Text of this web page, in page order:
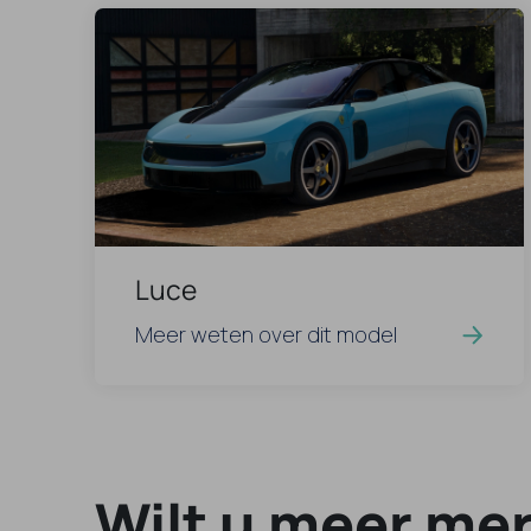
Luce
Meer weten over dit model